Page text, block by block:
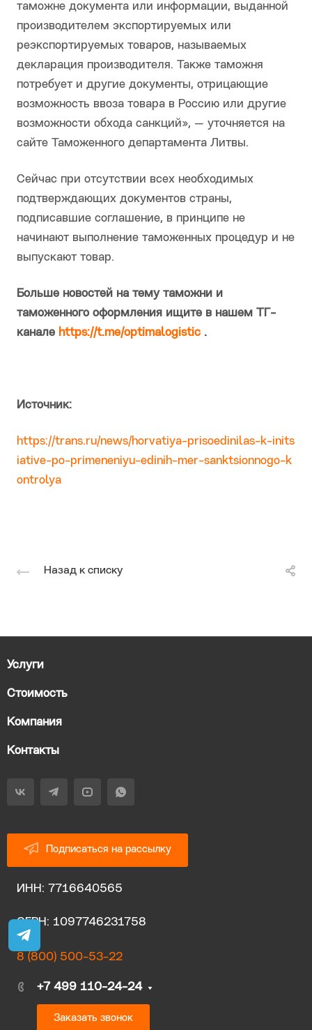
таможне документа или информации, выданной
производителем экспортируемых или
реэкспортируемых товаров, называемых
декларация производителя. Также таможня
потребует и другие документы, отрицающие
возможность ввоза товара в Россию или другие
возможности обхода санкций», — уточняется на
сайте Таможенного департамента Литвы.
Сейчас при отсутствии всех необходимых
подтверждающих документов страны,
подписавшие соглашение, в принципе не
начинают выполнение таможенных процедур и не
выпускают товар.
Больше новостей на тему таможни и
таможенного оформления ищите в нашем ТГ-
канале https://t.me/optimalogistic .
Источник:
https://trans.ru/news/horvatiya-prisoedinilas-k-inits
iative-po-primeneniyu-edinih-mer-sanktsionnogo-k
ontrolya
Назад к списку
Услуги
Стоимость
Компания
Контакты
Подписаться на рассылку
ИНН: 7716640565
ОГРН: 1097746231758
8 (800) 500-53-22
+7 499 110-24-24
Заказать звонок